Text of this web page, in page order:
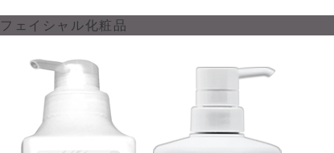
フェイシャル化粧品